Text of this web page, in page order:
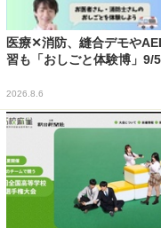
医療✕消防、縫合デモや
習も「おしごと体験博」9/5
2026.8.6